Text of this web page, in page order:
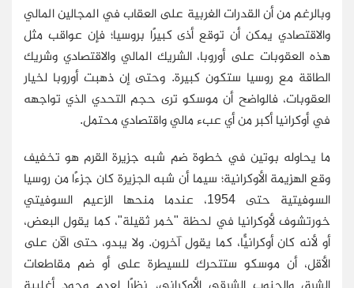
وبالرغم من أن القدرات الغربية على العقاب في المجالين المالي
والاقتصادي يمكن أن توقع أذى كبيرًا بروسيا؛ فإن عواقب مثل
هذه العقوبات على أوروبا، الشريك المالي والاقتصادي وشريك
الطاقة مع روسيا ستكون كبيرة. وحتى إن ذهبت أوروبا لخيار
العقوبات، فالواضح أن موسكو ترى حجم التحدي الذي تواجهه
في أوكرانيا أكبر من أي عبء مالي واقتصادي محتمل.
ما يحاوله بوتين في خطوة ضم شبه جزيرة القرم هو تخفيف
وقع الهزيمة الأوكرانية؛ سيما أن شبه الجزيرة كان جزءًا من روسيا
السوفيتية حتى 1954، عندما منحها الزعيم السوفيتي
خورتشوف لأوكرانيا في لحظة "خمر ثقيلة"، كما يقول البعض،
أو لأنه كان أوكرانيًّا، كما يقول آخرون. ولا يبدو، حتى الآن على
الأقل، أن موسكو ستتحرك للسيطرة على أو ضم مقاطعات
الشرق والجنوب الشرقي الأوكراني، نظرًا لعدم وجود أغلبية